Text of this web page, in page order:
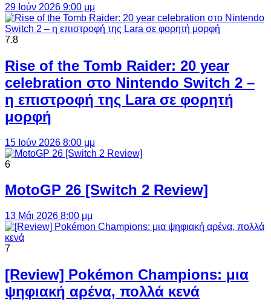
29 Ιούν 2026 9:00 μμ
7.8
Rise of the Tomb Raider: 20 year
celebration στο Nintendo Switch 2 –
η επιστροφή της Lara σε φορητή
μορφή
15 Ιούν 2026 8:00 μμ
6
MotoGP 26 [Switch 2 Review]
13 Μάι 2026 8:00 μμ
7
[Review] Pokémon Champions: μια
ψηφιακή αρένα, πολλά κενά